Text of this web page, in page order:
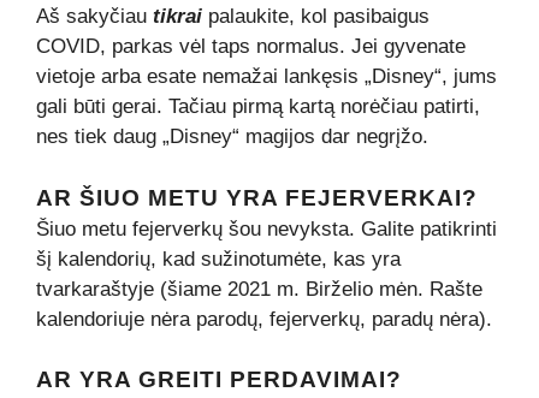
Aš sakyčiau tikrai palaukite, kol pasibaigus
COVID, parkas vėl taps normalus. Jei gyvenate
vietoje arba esate nemažai lankęsis „Disney“, jums
gali būti gerai. Tačiau pirmą kartą norėčiau patirti,
nes tiek daug „Disney“ magijos dar negrįžo.
AR ŠIUO METU YRA FEJERVERKAI?
Šiuo metu fejerverkų šou nevyksta. Galite patikrinti
šį kalendorių, kad sužinotumėte, kas yra
tvarkaraštyje (šiame 2021 m. Birželio mėn. Rašte
kalendoriuje nėra parodų, fejerverkų, paradų nėra).
AR YRA GREITI PERDAVIMAI?